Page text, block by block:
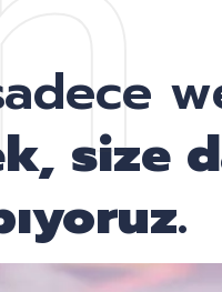
size